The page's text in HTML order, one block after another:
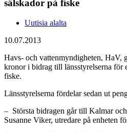
sälskador på fiske
Uutisia alalta
10.07.2013
Havs- och vattenmyndigheten, HaV,
kronor i bidrag till länsstyrelserna för
fiske.
Länsstyrelserna fördelar sedan ut
– Största bidragen går till Kalmar
Susanne Viker, utredare på enheten